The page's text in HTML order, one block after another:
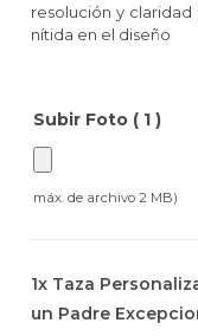
resolución y
nítida en el diseño
Subir Foto ( 1 )
máx. de archivo 2 MB)
1x Taza
un Padre